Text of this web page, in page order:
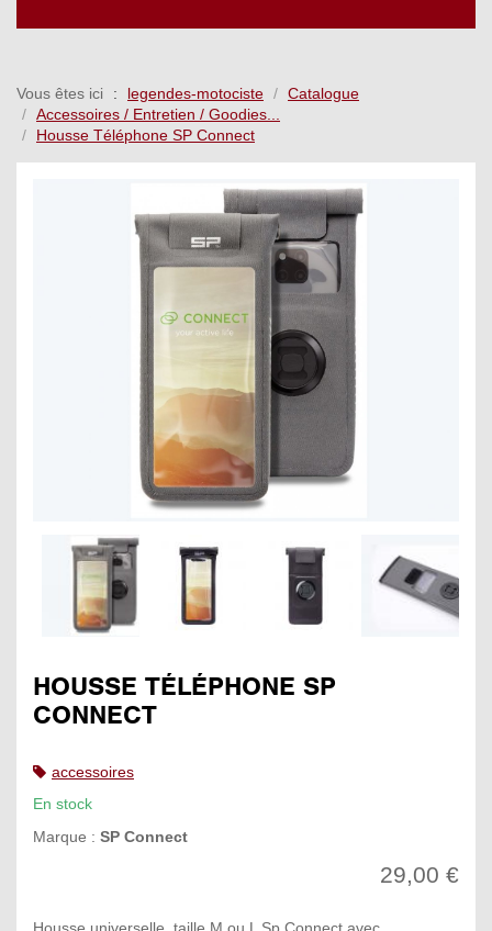
Vous êtes ici legendes-motociste
Catalogue
Accessoires / Entretien / Goodies...
Housse Téléphone SP Connect
HOUSSE TÉLÉPHONE SP
CONNECT
accessoires
En stock
Marque : SP Connect
29,00 €